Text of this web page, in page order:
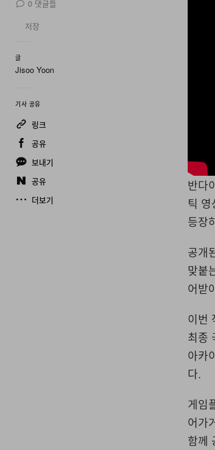
0 댓글들
저장
글
Jisoo Yoon
기사 공유
링크
공유
보내기
공유
더보기
반다
틱
등장
공개
맞붙
어받
이번
최종
아카
다.
게임
어가
함께